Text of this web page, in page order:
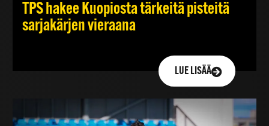
TPS hakee Kuopiosta tärkeitä pisteitä
sarjakärjen vieraana
LUE LISÄÄ